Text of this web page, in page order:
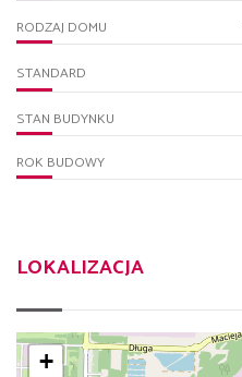
RODZAJ DOMU
STANDARD
STAN BUDYNKU
ROK BUDOWY
LOKALIZACJA
+